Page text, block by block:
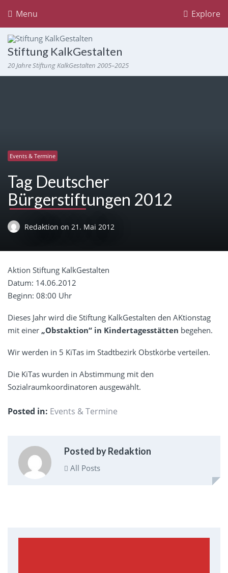
Explore
Menu
Stiftung KalkGestalten
20 Jahre Stiftung KalkGestalten 2005–2025
Events & Termine
Tag Deutscher
Bürgerstiftungen 2012
Redaktion on 21. Mai 2012
Aktion Stiftung KalkGestalten
Datum: 14.06.2012
Beginn: 08:00 Uhr
Dieses Jahr wird die Stiftung KalkGestalten den AKtionstag
mit einer „Obstaktion“ in Kindertagesstätten begehen.
Wir werden in 5 KiTas im Stadtbezirk Obstkörbe verteilen.
Die KiTas wurden in Abstimmung mit den
Sozialraumkoordinatoren ausgewählt.
Posted in: Events & Termine
Posted by Redaktion
All Posts